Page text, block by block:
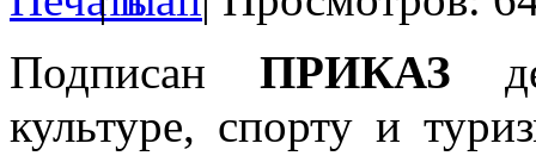
Подписан ПРИКАЗ
культуре, спорту и